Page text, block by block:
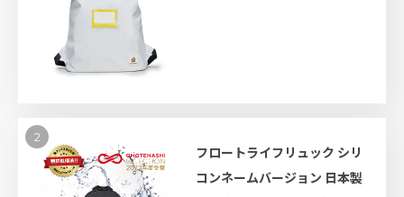
フロートライフリュック シリ
コンネームバージョン 日本製
2